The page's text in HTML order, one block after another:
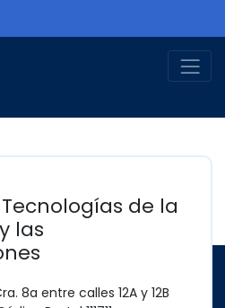
de Colombia
de la
las
8a entre calles 12A y 12B